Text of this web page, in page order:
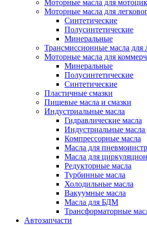
Моторные масла для
Моторные масла для
Синтетические
Полусинтетические
Минеральные
Трансмиссионные масла для
Моторные масла для
Минеральные
Полусинтетические
Синтетические
Пластичные смазки
Пищевые масла и смазки
Индустриальные масла
Гидравлические масла
Индустриальные масла
Компрессорные масла
Масла для
Масла для
Редукторные масла
Турбинные масла
Холодильные масла
Вакуумные масла
Масла для БДМ
Трансформаторные
Автозапчасти